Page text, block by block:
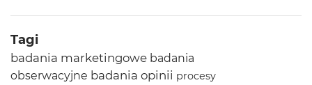
Tagi
badania marketingowe badania
obserwacyjne badania opinii procesy